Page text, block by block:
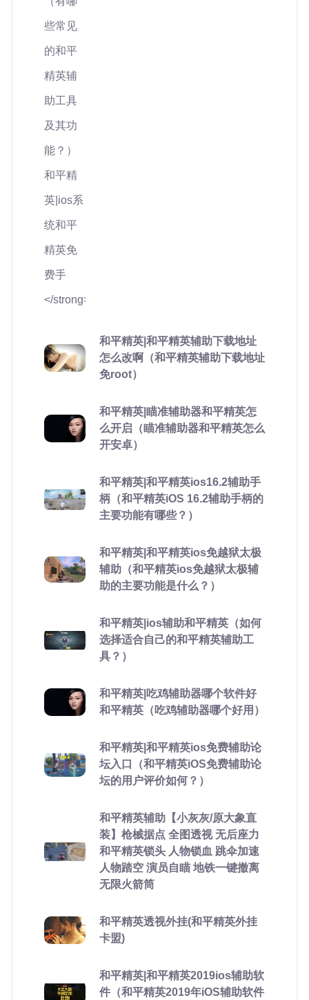
和平精英|和平精英辅助下载地址
怎么改啊（和平精英辅助下载地址
免root）
和平精英|瞄准辅助器和平精英怎
么开启（瞄准辅助器和平精英怎么
开安卓）
和平精英|和平精英ios16.2辅助手
柄（和平精英iOS 16.2辅助手柄的
主要功能有哪些？）
和平精英|和平精英ios免越狱太极
辅助（和平精英ios免越狱太极辅
助的主要功能是什么？）
和平精英|ios辅助和平精英（如何
选择适合自己的和平精英辅助工
具？）
和平精英|吃鸡辅助器哪个软件好
和平精英（吃鸡辅助器哪个好用）
和平精英|和平精英ios免费辅助论
坛入口（和平精英iOS免费辅助论
坛的用户评价如何？）
和平精英辅助【小灰灰/原大象直
装】枪械据点 全图透视 无后座力
和平精英锁头 人物锁血 跳伞加速
人物踏空 演员自瞄 地铁一键撤离
无限火箭筒
和平精英透视外挂(和平精英外挂
卡盟)
和平精英|和平精英2019ios辅助软
件（和平精英2019年iOS辅助软件